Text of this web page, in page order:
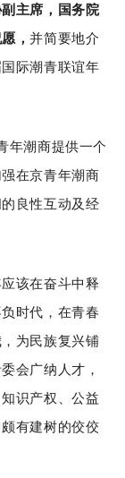
主席，国务院
，并简要地介
际潮青联谊年
年潮商提供一个
在京青年潮商
良性互动及经
该在奋斗中释
时代，在青春
为民族复兴铺
会广纳人才，
识产权、公益
有建树的佼佼